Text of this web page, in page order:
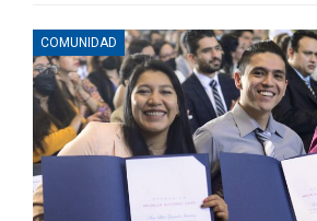
COMUNIDAD